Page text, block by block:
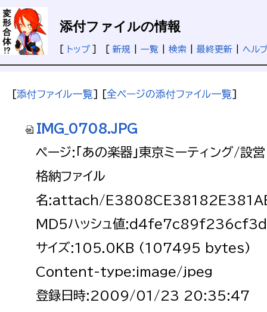
添付ファイルの情報
トップ] [ 新規 一覧 検索 最終更新 ヘルプ
[添付ファイル一覧] [全ページの添付ファイル一覧]
IMG_0708.JPG
ページ:「あの楽器」東京ミーティング/設営
格納ファイル
名:attach/
MD5ハッシュ値
サイズ:105.0KB (107495 bytes)
Content-type:image/jpeg
登録日時:2009/01/23 20:35:47